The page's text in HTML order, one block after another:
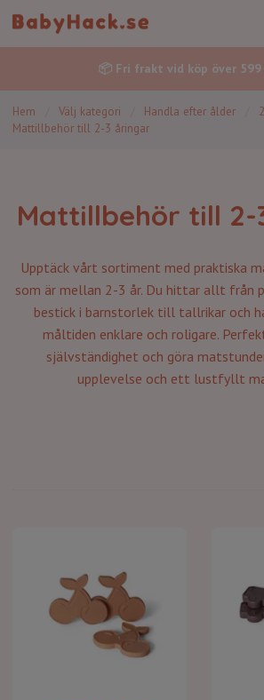
📦 Fri frakt vid köp över 599
Hem Välj kategori Handla efter ålder
Mattillbehör till 2-3 åringar
Mattillbehör till
Upptäck vårt sortiment med praktiska
som är mellan 2-3 år. Du hittar allt från
bestick i barnstorlek till tallrikar och
måltiden enklare och roligare.
självständighet och göra
upplevelse och ett lustfyllt